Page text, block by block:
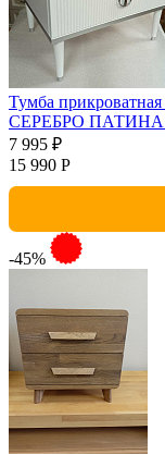
Тумба
СЕРЕБРО ПАТИНА
7 995 ₽
15 990 Р
-45%